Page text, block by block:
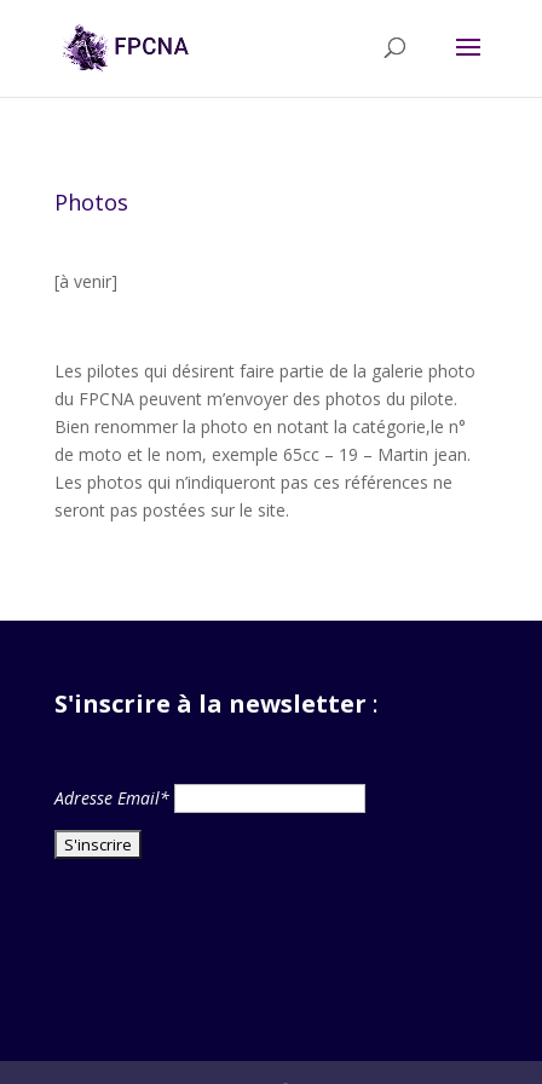
Photos
[à venir]
Les pilotes qui désirent faire partie de la galerie photo
du FPCNA peuvent m’envoyer des photos du pilote.
Bien renommer la photo en notant la catégorie,le n°
de moto et le nom, exemple 65cc – 19 – Martin jean.
Les photos qui n’indiqueront pas ces références ne
seront pas postées sur le site.
S'inscrire à la newsletter :
Adresse Email*